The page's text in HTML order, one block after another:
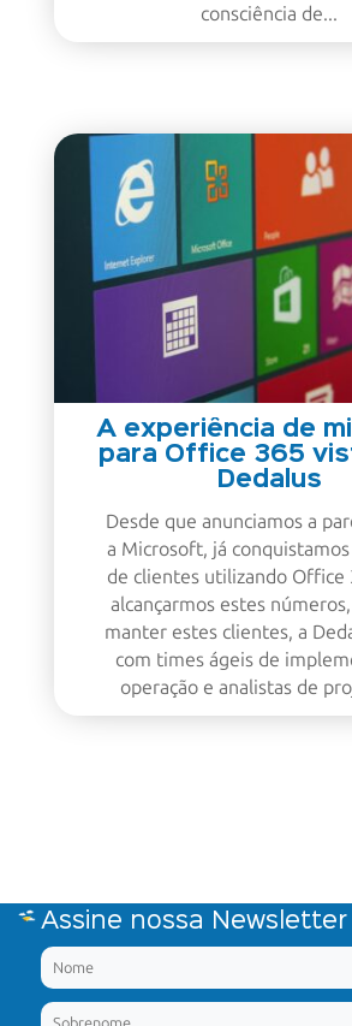
consciência de...
A experiência de
para Office 365
Dedalus
Desde que anunciamos a
a Microsoft, já
de clientes utilizando Office
alcançarmos estes
manter estes clientes, a
com times ágeis de
operação e analistas de
Assine nossa Newsletter